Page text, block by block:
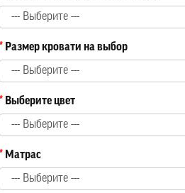
Размер кровати на выбор
Выберите цвет
Матрас